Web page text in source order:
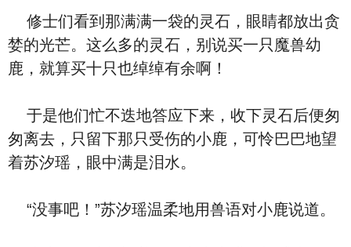
修士们看到那满满一袋的灵石，眼睛都放出贪
婪的光芒。这么多的灵石，别说买一只魔兽幼
鹿，就算买十只也绰绰有余啊！
于是他们忙不迭地答应下来，收下灵石后便匆
匆离去，只留下那只受伤的小鹿，可怜巴巴地望
着苏汐瑶，眼中满是泪水。
“没事吧！”苏汐瑶温柔地用兽语对小鹿说道。